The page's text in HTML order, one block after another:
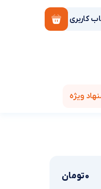
کاربری
ویژه
0تومان